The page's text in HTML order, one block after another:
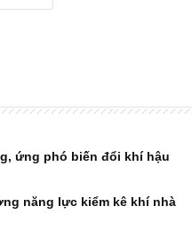
ứng phó biến đổi khí hậu
năng lực kiểm kê khí nhà